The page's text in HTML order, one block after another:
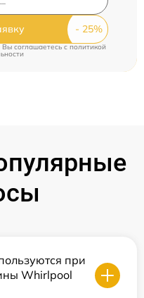
соглашаетесь c политикой
при
Whirlpool